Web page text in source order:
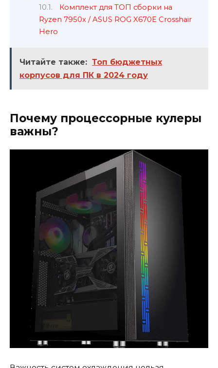
Комплект для ТОП сборки на
Ryzen 7950x / ASUS ROG X670E Crosshair
Hero
Читайте также: Топ бюджетных
корпусов для ПК в 2024 году
Почему процессорные кулеры
важны?